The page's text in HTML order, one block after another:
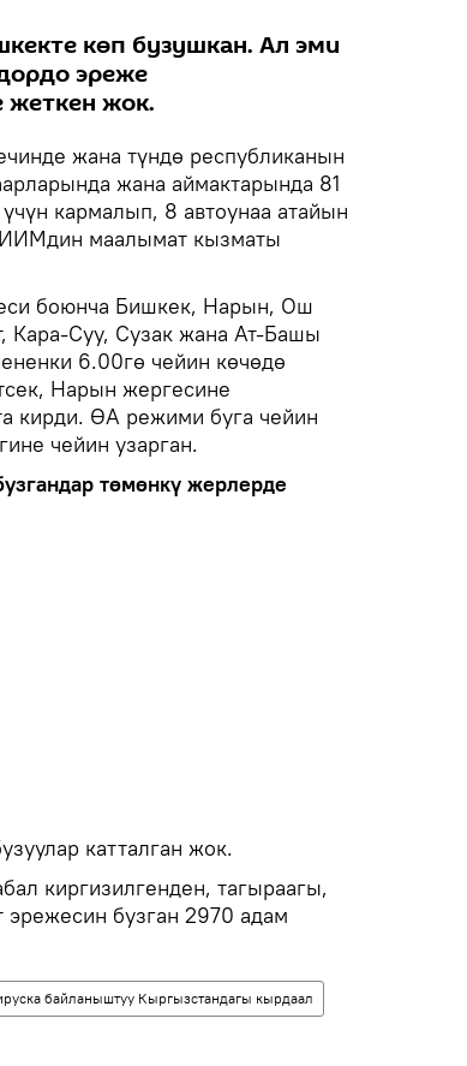
көп бузушкан. Ал эми
эреже
жеткен жок.
жана түндө республиканын
жана аймактарында 81
кармалып, 8 автоунаа атайын
ИИМдин маалымат кызматы
боюнча Бишкек, Нарын, Ош
Суу, Сузак жана Ат-Башы
6.00гө чейин көчөдө
Нарын жергесине
кирди. ӨА режими буга чейин
чейин узарган.
төмөнкү жерлерде
катталган жок.
киргизилгенден, тагыраагы,
эрежесин бузган 2970 адам
байланыштуу Кыргызстандагы кырдаал